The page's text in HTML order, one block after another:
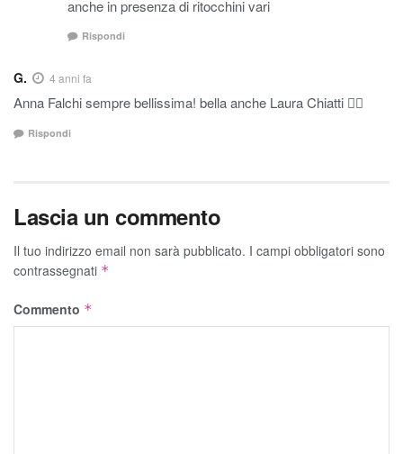
anche in presenza di ritocchini vari
Rispondi
G. 4 anni fa
Anna Falchi sempre bellissima! bella anche Laura Chiatti 👍🏼
Rispondi
Lascia un commento
Il tuo indirizzo email non sarà pubblicato. I campi obbligatori sono
contrassegnati *
Commento *